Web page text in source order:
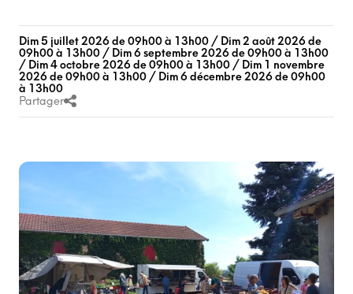
Dim 5 juillet 2026 de 09h00 à 13h00 / Dim 2 août 2026 de
09h00 à 13h00 / Dim 6 septembre 2026 de 09h00 à 13h00
/ Dim 4 octobre 2026 de 09h00 à 13h00 / Dim 1 novembre
2026 de 09h00 à 13h00 / Dim 6 décembre 2026 de 09h00
à 13h00
Partager